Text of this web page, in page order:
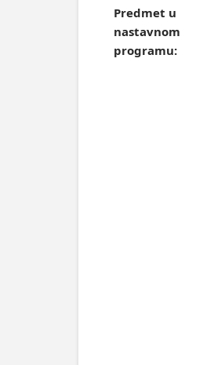
Predmet u
nastavnom
programu: